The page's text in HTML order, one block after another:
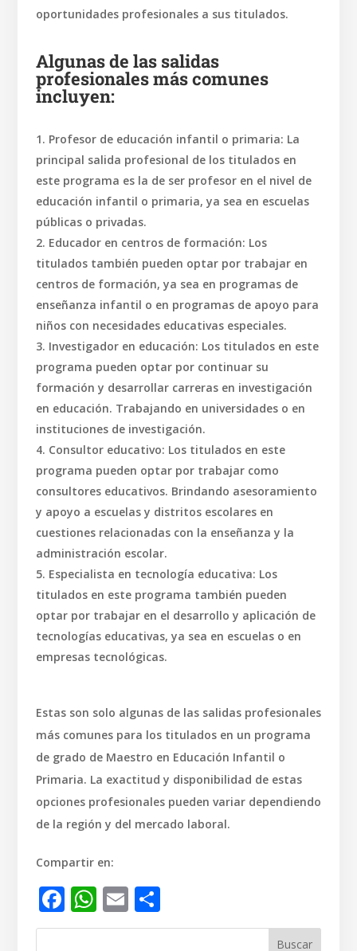
oportunidades profesionales a sus titulados.
Algunas de las salidas
profesionales más comunes
incluyen:
Profesor de educación infantil o primaria: La
principal salida profesional de los titulados en
este programa es la de ser profesor en el nivel de
educación infantil o primaria, ya sea en escuelas
públicas o privadas.
Educador en centros de formación: Los
titulados también pueden optar por trabajar en
centros de formación, ya sea en programas de
enseñanza infantil o en programas de apoyo para
niños con necesidades educativas especiales.
Investigador en educación: Los titulados en este
programa pueden optar por continuar su
formación y desarrollar carreras en investigación
en educación. Trabajando en universidades o en
instituciones de investigación.
Consultor educativo: Los titulados en este
programa pueden optar por trabajar como
consultores educativos. Brindando asesoramiento
y apoyo a escuelas y distritos escolares en
cuestiones relacionadas con la enseñanza y la
administración escolar.
Especialista en tecnología educativa: Los
titulados en este programa también pueden
optar por trabajar en el desarrollo y aplicación de
tecnologías educativas, ya sea en escuelas o en
empresas tecnológicas.
Estas son solo algunas de las salidas profesionales
más comunes para los titulados en un programa
de grado de Maestro en Educación Infantil o
Primaria. La exactitud y disponibilidad de estas
opciones profesionales pueden variar dependiendo
de la región y del mercado laboral.
Compartir en:
Facebook
WhatsApp
EmailCompartir
Buscar